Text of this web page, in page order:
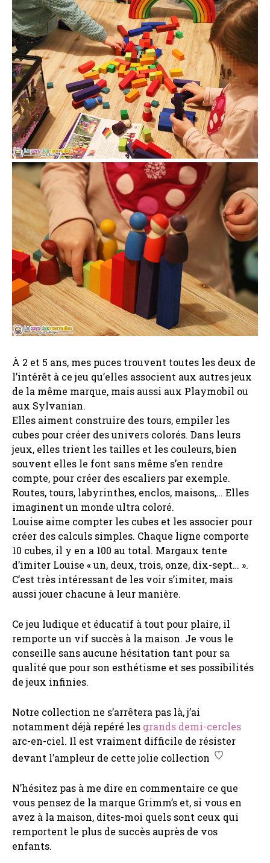
À 2 et 5 ans, mes puces trouvent toutes les deux de
l’intérêt à ce jeu qu’elles associent aux autres jeux
de la même marque, mais aussi aux Playmobil ou
aux Sylvanian.
Elles aiment construire des tours, empiler les
cubes pour créer des univers colorés. Dans leurs
jeux, elles trient les tailles et les couleurs, bien
souvent elles le font sans même s’en rendre
compte, pour créer des escaliers par exemple.
Routes, tours, labyrinthes, enclos, maisons,… Elles
imaginent un monde ultra coloré.
Louise aime compter les cubes et les associer pour
créer des calculs simples. Chaque ligne comporte
10 cubes, il y en a 100 au total. Margaux tente
d’imiter Louise « un, deux, trois, onze, dix-sept… ».
C’est très intéressant de les voir s’imiter, mais
aussi jouer chacune à leur manière.
Ce jeu ludique et éducatif à tout pour plaire, il
remporte un vif succès à la maison. Je vous le
conseille sans aucune hésitation tant pour sa
qualité que pour son esthétisme et ses possibilités
de jeux infinies.
Notre collection ne s’arrêtera pas là, j’ai
notamment déjà repéré les grands demi-cercles
arc-en-ciel. Il est vraiment difficile de résister
devant l’ampleur de cette jolie collection
N’hésitez pas à me dire en commentaire ce que
vous pensez de la marque Grimm’s et, si vous en
avez à la maison, dites-moi quels sont ceux qui
remportent le plus de succès auprès de vos
enfants.